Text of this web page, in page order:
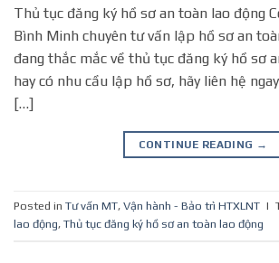
Thủ tục đăng ký hồ sơ an toàn lao động
Bình Minh chuyên tư vấn lập hồ sơ an
đang thắc mắc về thủ tục đăng ký hồ sơ
hay có nhu cầu lập hồ sơ, hãy liên hệ
[…]
CONTINUE READING →
Posted in Tư vấn MT, Vận hành - Bảo trì HTXLNT |
lao động, Thủ tục đăng ký hồ sơ an toàn lao động